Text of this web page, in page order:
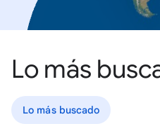
Lo más
Lo más buscado